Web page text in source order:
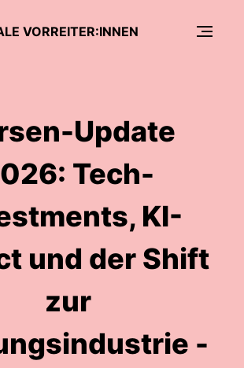
VORREITER:INNEN
Update
Tech-
KI-
und der Shift
zur
-